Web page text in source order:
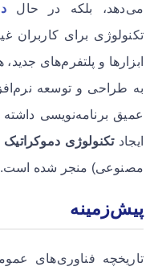
می‌دهد، بلکه در حال
تکنولوژی برای کاربران
ابزارها و پلتفرم‌های
به طراحی و توسعه
عمیق برنامه‌نویسی
ایجادتکنولوژی دموکراتیک
مصنوعی) منجر شده است.
پیش‌زمینه
تاریخچه فناوری‌های